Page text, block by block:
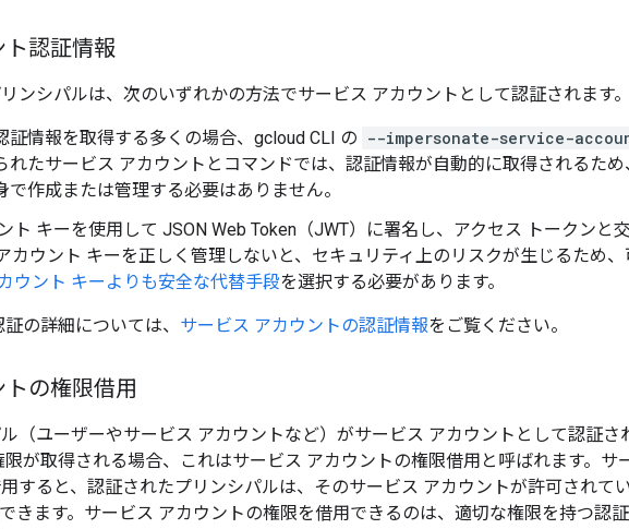
ト認証情報
ンシパルは、次のいずれかの方法でサービス アカウントとして認証されます。
証情報を取得する多くの場合、gcloud CLI の --impersonate-service-
れたサービス アカウントとコマンドでは、認証情報が自動的に取得されるた
で作成または管理する必要はありません。
ト キーを使用して JSON Web Token（JWT）に署名し、アクセス トークンと
カウント キーを正しく管理しないと、セキュリティ上のリスクが生じるため、
ウント キーよりも安全な代替手段を選択する必要があります。
の詳細については、 サービス アカウントの認証情報をご覧ください。
の権限借用
（ユーザーやサービス アカウントなど）がサービス アカウントとして認証さ
が取得される場合、これはサービス アカウントの権限借用と呼ばれます。 サ
すると、認証されたプリンシパルは、そのサービス アカウントが許可されて
きます。サービス アカウントの権限を借用できるのは、適切な権限を持つ認